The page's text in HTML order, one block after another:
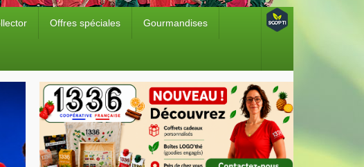
Offres spéciales Gourmandises